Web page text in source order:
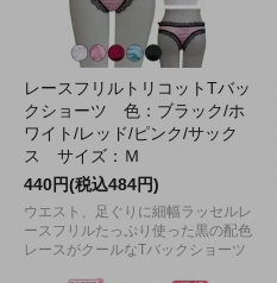
レースフリルトリコットTバッ
クショーツ 色：ブラック/ホ
ワイト/レッド/ピンク/サック
ス サイズ：Ｍ
440円(税込484円)
ウエスト、足ぐりに細幅ラッセルレ
ースフリルたっぷり使った黒の配色
レースがクールなTバックショーツ